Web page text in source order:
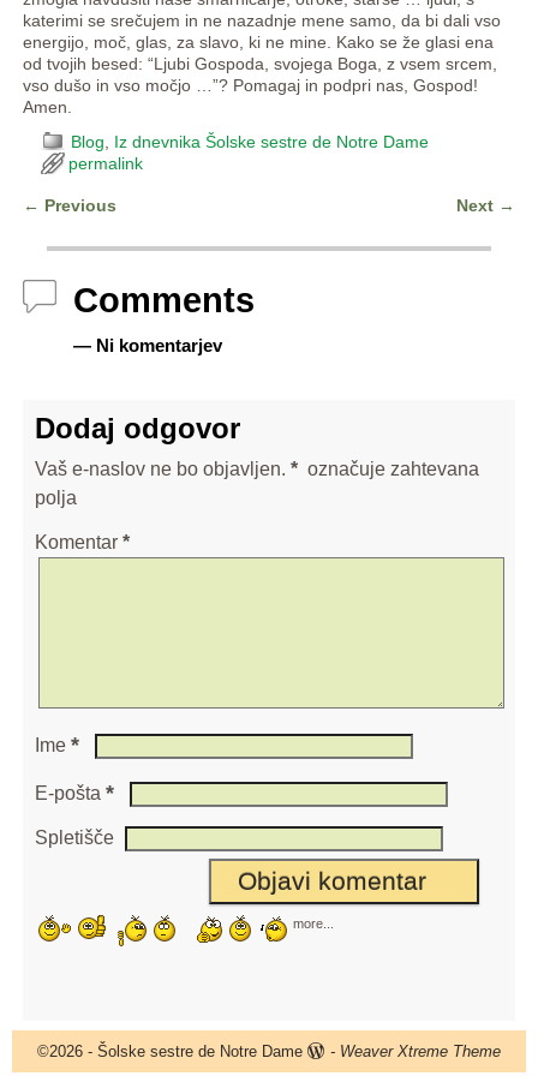
katerimi se srečujem in ne nazadnje mene samo, da bi dali vso
energijo, moč, glas, za slavo, ki ne mine. Kako se že glasi ena
od tvojih besed: “Ljubi Gospoda, svojega Boga, z vsem srcem,
vso dušo in vso močjo …”? Pomagaj in podpri nas, Gospod!
Amen.
Blog
Iz dnevnika Šolske sestre de Notre Dame
permalink
← Previous Next →
Comments
— Ni komentarjev
Dodaj odgovor
Vaš e-naslov ne bo objavljen. * označuje zahtevana
polja
Komentar *
Ime *
E-pošta *
Spletišče
more...
©2026 - Šolske sestre de Notre Dame - Weaver Xtreme Theme